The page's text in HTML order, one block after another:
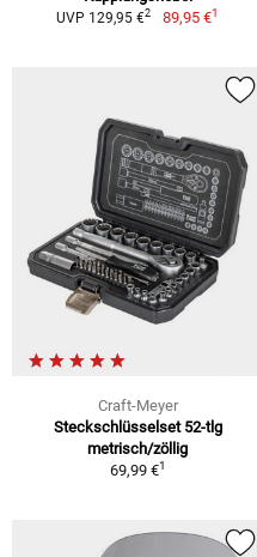
UVP 129,95 €2 89,95 €1
Craft-Meyer
Steckschlüsselset 52-tlg
metrisch/zöllig
69,99 €1